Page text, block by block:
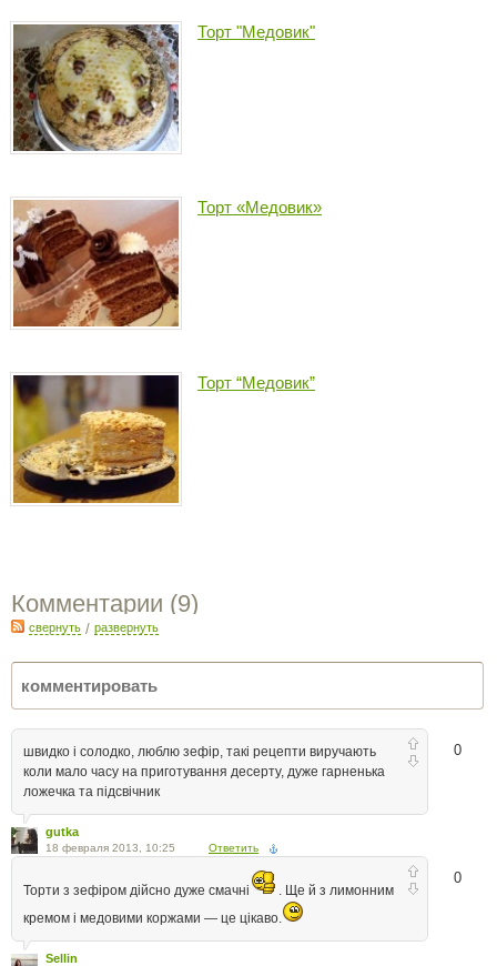
Торт "Медовик"
Торт «Медовик»
Торт “Медовик”
Комментарии (9)
свернуть / развернуть
0
швидко і солодко, люблю зефір, такі рецепти виручають
коли мало часу на приготування десерту, дуже гарненька
ложечка та підсвічник
gutka
18 февраля 2013, 10:25 Ответить
0
Торти з зефіром дійсно дуже смачні
. Ще й з лимонним
кремом і медовими коржами — це цікаво.
Sellin